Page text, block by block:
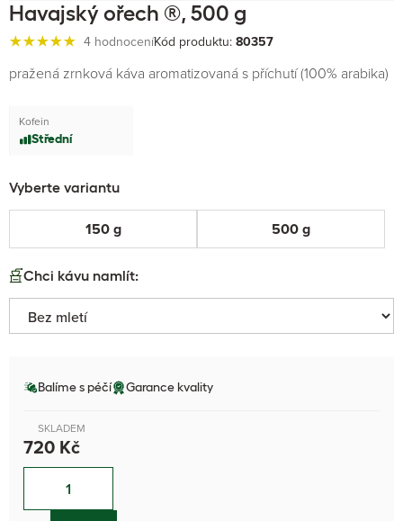
Havajský ořech ®, 500 g
4 hodnoceníKód produktu: 80357
pražená zrnková káva aromatizovaná s příchutí (100% arabika)
Kofein
Střední
Vyberte variantu
150 g 500 g
Chci kávu namlít:
Balíme s péčí Garance kvality
SKLADEM
720 Kč